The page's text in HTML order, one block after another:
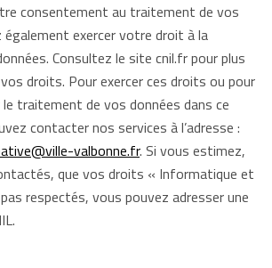
consentement au traitement de vos
exercer votre droit à la
Consultez le site cnil.fr pour plus
droits. Pour exercer ces droits ou pour
traitement de vos données dans ce
contacter nos services à l’adresse :
valbonne.fr. Si vous estimez,
que vos droits « Informatique et
respectés, vous pouvez adresser une